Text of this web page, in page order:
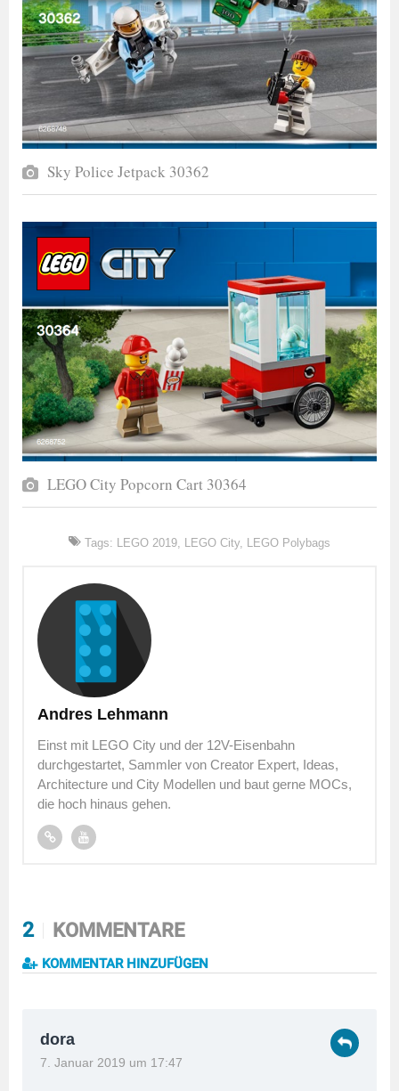
Sky Police Jetpack 30362
LEGO City Popcorn Cart 30364
Tags: LEGO 2019 LEGO City, LEGO Polybags
Andres Lehmann
Einst mit LEGO City und der 12V-Eisenbahn
durchgestartet, Sammler von Creator Expert, Ideas,
Architecture und City Modellen und baut gerne MOCs,
die hoch hinaus gehen.
2 KOMMENTARE
KOMMENTAR HINZUFÜGEN
dora
7. Januar 2019 um 17:47